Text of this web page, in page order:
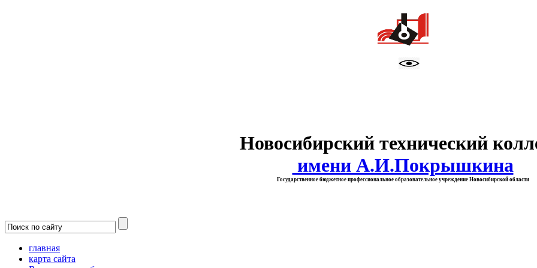
Новосибирский технический
имени А.И.Покрышкина
Государственное бюджетное профессиональное образовательное учреждение Новосибирской области
главная
карта сайта